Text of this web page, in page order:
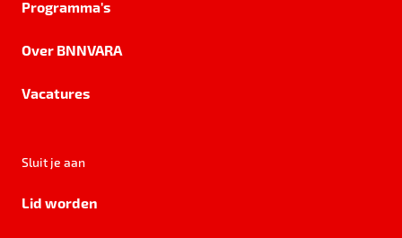
Programma's
Over BNNVARA
Vacatures
Sluit je aan
Lid worden